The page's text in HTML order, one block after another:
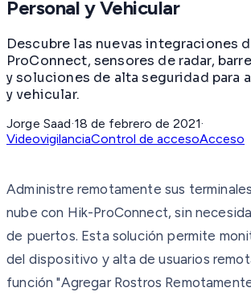
Personal y Vehicular
Descubre las nuevas integraciones
ProConnect, sensores de radar,
y soluciones de alta seguridad para
y vehicular.
Jorge Saad·18 de febrero de 2021·
VideovigilanciaControl de accesoAcceso
Administre remotamente sus
nube con Hik-ProConnect, sin
de puertos. Esta solución permite
del dispositivo y alta de usuarios
función "Agregar Rostros